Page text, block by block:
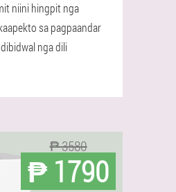
niini hingpit nga
sa pagpaandar
nga dili
₱ 3580
₱ 1790